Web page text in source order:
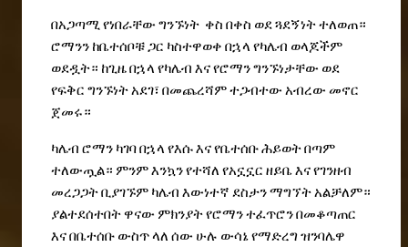
በአጋጣሚየነበራቸው ግንኙነት ቀስ በቀስ ወደጓደኝነትተለወጠ።
ሮማንን ከቤተሰቦቹጋር ካስተዋወቀ በኋላ የካሌብ ወላጆችም
ወደዷት። ከጊዜበኋላ የካሌብ እናየሮማንግንኙነታቸው ወደ
የፍቅር ግንኙነትአደገ፣ በመጨረሻምተጋብተው አብረው መኖር
ጀመሩ።
ካሌብ ሮማን ካገባበኋላ የእሱእናየቤተሰቡሕይወትበጣም
ተለውጧል። ምንምእንኳንየተሻለ የአኗኗር ዘይቤእናየገንዘብ
መረጋጋትቢያገኙም ካሌብ እውነተኛ ደስታንማግኘትአልቻለም።
ያልተደሰተበትዋናው ምክንያትየሮማንተፈጥሮንበመቆጣጠር
እናበቤተሰቡ ውስጥላለ ሰው ሁሉ ውሳኔየማድረግዝንባሌዋ